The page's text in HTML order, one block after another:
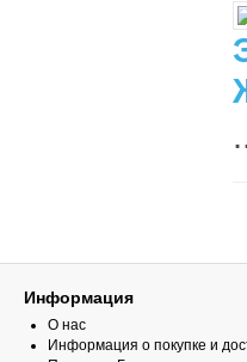
Информация
О нас
Информация о покупке и